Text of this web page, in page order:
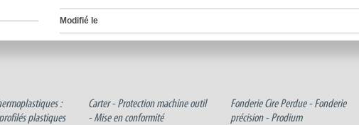
Modifié le
:
plastiques
Carter - Protection machine outil
- Mise en conformité
Fonderie Cire Perdue - Fonderie
précision - Prodium